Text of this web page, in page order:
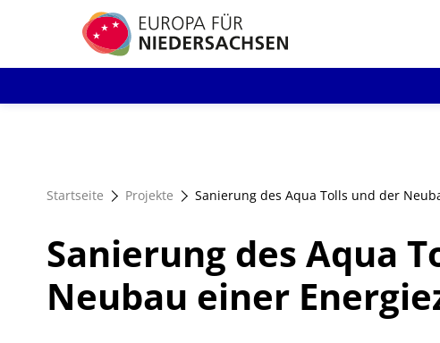
Startseite Projekte Sanierung des Aqua Tolls und der
Sanierung des Aqua
Neubau einer